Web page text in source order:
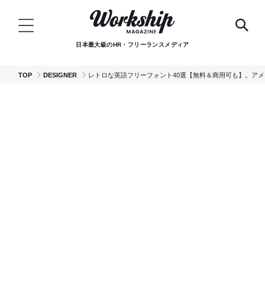
日本最大級のHR・フリーランスメディア
TOP DESIGNER レトロな英語フリーフォント40選【無料＆商用可も】。ア